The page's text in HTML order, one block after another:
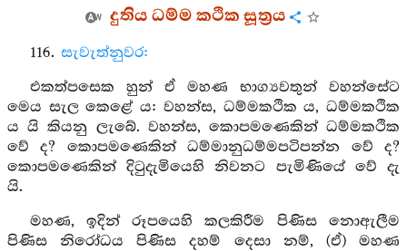
දුතිය ධම්ම කථික සූත්‍රය
116. සැවැත්නුවර:
එකත්පසෙක හුන් ඒ මහණ භාග්‍යවතුන් වහන්සේට
මෙය සැල කෙළේ ය: වහන්ස, ධම්මකථික ය, ධම්මකථික
ය යි කියනු ලැබේ. වහන්ස, කොපමණෙකින් ධම්මකථික
වේ ද? කොපමණෙකින් ධම්මානුධම්මපටිපන්න වේ ද?
කොපමණෙකින් දිටුදැමියෙහි නිවනට පැමිණියේ වේ දැ
යි.
මහණ, ඉදින් රූපයෙහි කලකිරීම පිණිස නොඇලීම
පිණිස නිරෝධය පිණිස දහම් දෙසා නම්, (ඒ) මහණ